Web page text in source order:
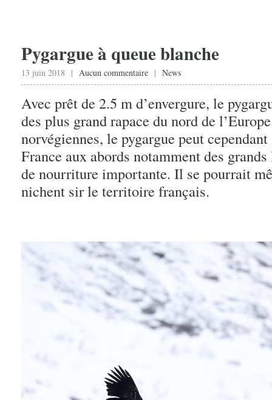
Pygargue à queue blanche
13 juin 2018 | Aucun commentaire | News
Avec prêt de 2.5 m d’envergure, le
des plus grand rapace du nord de
norvégiennes, le pygargue peut
France aux abords notamment des
de nourriture importante. Il se pourrait
nichent sir le territoire français.